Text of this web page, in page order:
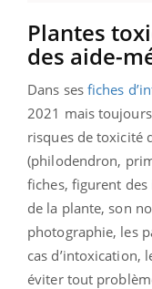
Plantes
des aide-
Dans ses fiches
2021 mais toujours
risques de toxicité
(philodendron,
fiches, figurent
de la plante, son
photographie, les
cas d’intoxication,
éviter tout